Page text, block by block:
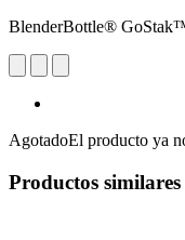
BlenderBottle®
AgotadoEl producto ya
Productos similares